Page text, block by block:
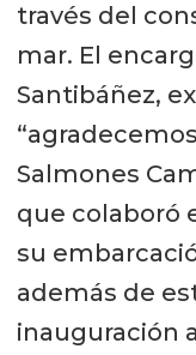
través del
mar. El
Santibáñez,
Salmones
que colaboró
su
además de
inauguración